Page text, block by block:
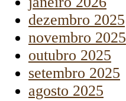
dezembro 2025
novembro 2025
outubro 2025
setembro 2025
agosto 2025